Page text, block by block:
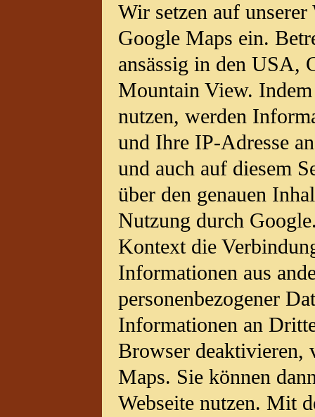
Wir setzen auf
Google Maps ein.
ansässig in den USA,
Mountain View.
nutzen, werden
und Ihre IP-Adresse
und auch auf diesem
über den genauen
Nutzung durch
Kontext die
Informationen aus
personenbezogener
Informationen an
Browser deaktivieren,
Maps. Sie können
Webseite nutzen. Mit